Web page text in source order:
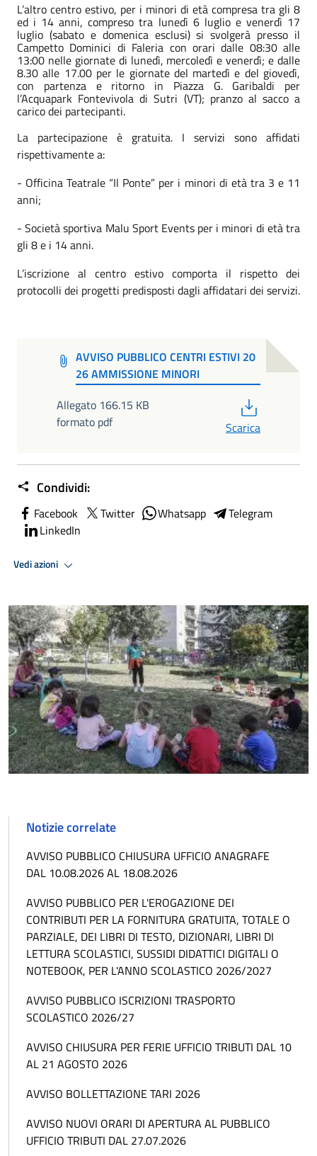
L’altro centro estivo, per i minori di età compresa tra gli 8
ed i 14 anni, compreso tra lunedì 6 luglio e venerdì 17
luglio (sabato e domenica esclusi) si svolgerà presso il
Campetto Dominici di Faleria con orari dalle 08:30 alle
13:00 nelle giornate di lunedì, mercoledì e venerdì; e dalle
8.30 alle 17.00 per le giornate del martedì e del giovedì,
con partenza e ritorno in Piazza G. Garibaldi per
l’Acquapark Fontevivola di Sutri (VT); pranzo al sacco a
carico dei partecipanti.
La partecipazione è gratuita. I servizi sono affidati
rispettivamente a:
- Officina Teatrale “Il Ponte” per i minori di età tra 3 e 11
anni;
- Società sportiva Malu Sport Events per i minori di età tra
gli 8 e i 14 anni.
L’iscrizione al centro estivo comporta il rispetto dei
protocolli dei progetti predisposti dagli affidatari dei servizi.
AVVISO PUBBLICO CENTRI ESTIVI 20
26 AMMISSIONE MINORI
Allegato 166.15 KB
formato pdf
Scarica
Condividi:
Facebook Twitter Whatsapp
Telegram
LinkedIn
Vedi azioni
Notizie correlate
AVVISO PUBBLICO CHIUSURA UFFICIO ANAGRAFE
DAL 10.08.2026 AL 18.08.2026
AVVISO PUBBLICO PER L'EROGAZIONE DEI
CONTRIBUTI PER LA FORNITURA GRATUITA, TOTALE O
PARZIALE, DEI LIBRI DI TESTO, DIZIONARI, LIBRI DI
LETTURA SCOLASTICI, SUSSIDI DIDATTICI DIGITALI O
NOTEBOOK, PER L'ANNO SCOLASTICO 2026/2027
AVVISO PUBBLICO ISCRIZIONI TRASPORTO
SCOLASTICO 2026/27
AVVISO CHIUSURA PER FERIE UFFICIO TRIBUTI DAL 10
AL 21 AGOSTO 2026
AVVISO BOLLETTAZIONE TARI 2026
AVVISO NUOVI ORARI DI APERTURA AL PUBBLICO
UFFICIO TRIBUTI DAL 27.07.2026